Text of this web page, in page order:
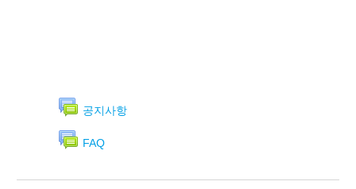
공지사항
FAQ